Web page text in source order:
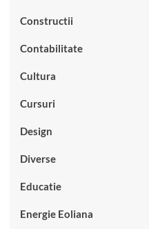
Constructii
Contabilitate
Cultura
Cursuri
Design
Diverse
Educatie
Energie Eoliana